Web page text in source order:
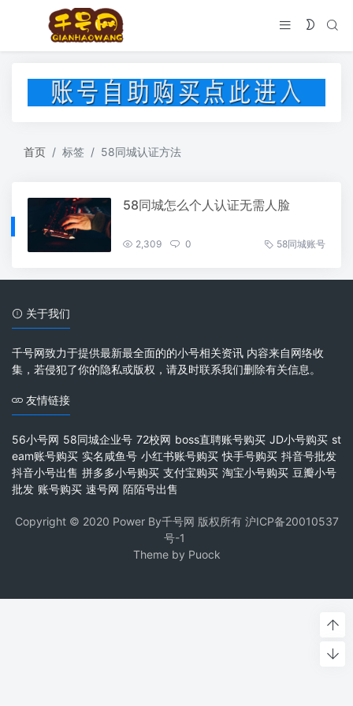
首页 标签 58同城认证方法
58同城怎么个人认证无需人脸
2,309 0 58同城账号
关于我们
千号网致力于提供最新最全面的的小号相关资讯 内容来自网络收
集，若侵犯了你的隐私或版权，请及时联系我们删除有关信息。
友情链接
56小号网 58同城企业号 72校网 boss直聘账号购买 JD小号购买 st
eam账号购买 实名咸鱼号 小红书账号购买 快手号购买 抖音号批发
抖音小号出售 拼多多小号购买 支付宝购买 淘宝小号购买 豆瓣小号
批发 账号购买 速号网 陌陌号出售
Copyright © 2020 Power By千号网 版权所有 沪ICP备20010537
号-1
Theme by Puock